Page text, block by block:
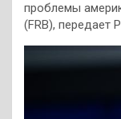
проблемы
(FRB), передает